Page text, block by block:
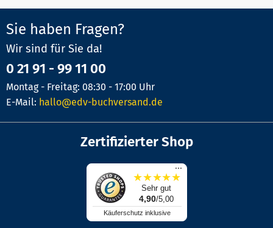
Sie haben Fragen?
Wir sind für Sie da!
0 21 91 - 99 11 00
Montag - Freitag: 08:30 - 17:00 Uhr
E-Mail: hallo@edv-buchversand.de
Zertifizierter Shop
...
★★★★★
Sehr gut
4,90/5,00
Käuferschutz inklusive